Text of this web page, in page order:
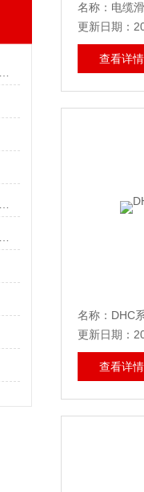
名称：电缆
更新日期：
查看详情
名称：DHC
更新日期：
查看详情